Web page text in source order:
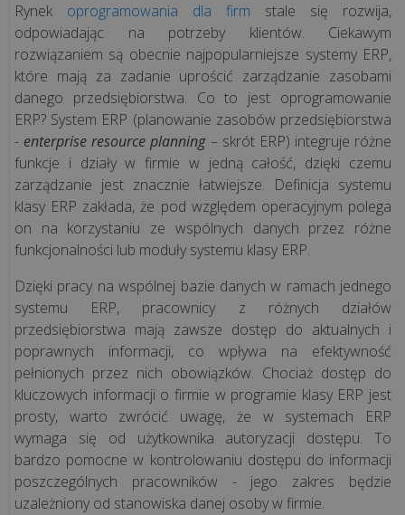
Systemy
przywoławcze
bezprzewodowe
Syscall
Mała
gastronomia
Mała
restauracja
Systemy
dla
gastronomii
Rodzaje
gastronomii
Rozwiązania
hotelowe
Rynek oprogramowania dla firm stale się rozwija,
odpowiadając na potrzeby klientów. Ciekawym
rozwiązaniem są obecnie najpopularniejsze systemy ERP,
które mają za zadanie uprościć zarządzanie zasobami
danego przedsiębiorstwa. Co to jest oprogramowanie
ERP? System ERP (planowanie zasobów przedsiębiorstwa
- enterprise resource planning– skrót ERP) integruje różne
funkcje i działy w firmie w jedną całość, dzięki czemu
zarządzanie jest znacznie łatwiejsze. Definicja systemu
klasy ERP zakłada, że pod względem operacyjnym polega
on na korzystaniu ze wspólnych danych przez różne
funkcjonalności lub moduły systemu klasy ERP.
Dzięki pracy na wspólnej bazie danych w ramach jednego
systemu ERP, pracownicy z różnych działów
przedsiębiorstwa mają zawsze dostęp do aktualnych i
poprawnych informacji, co wpływa na efektywność
pełnionych przez nich obowiązków. Chociaż dostęp do
kluczowych informacji o firmie w programie klasy ERP jest
prosty, warto zwrócić uwagę, że w systemach ERP
wymaga się od użytkownika autoryzacji dostępu. To
bardzo pomocne w kontrolowaniu dostępu do informacji
poszczególnych pracowników - jego zakres będzie
uzależniony od stanowiska danej osoby w firmie.